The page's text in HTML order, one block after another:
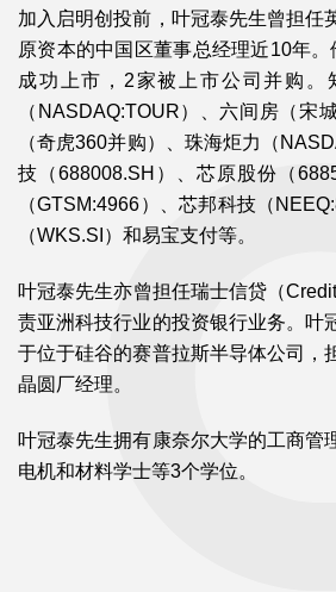
加入启明创投前，叶冠泰先生曾担任
原资本的中国区董事总经理近10年
成功上市，2家被上市公司并购。
（NASDAQ:TOUR）、六间房（宋
（奇虎360并购）、珠海炬力（
技（688008.SH）、芯原股份（
（GTSM:4966）、芯邦科技（
（WKS.SI）和易宝支付等。
叶冠泰先生亦曾担任瑞士信贷（
责亚洲科技行业的投资银行业务。叶
于位于硅谷的赛普拉斯半导体公司，
晶圆厂经理。
叶冠泰先生拥有康奈尔大学的工商管
电机和材料学士等3个学位。